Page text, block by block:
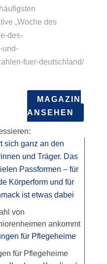
„Woche des
des-
und-
fuer-deutschland/
MAGAZIN
ANSEHEN
von
ankommt
für Pflegeheime